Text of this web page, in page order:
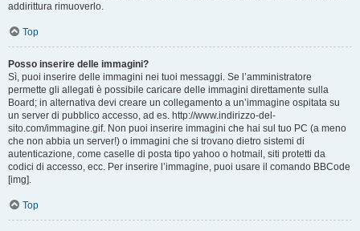
addirittura rimuoverlo.
Top
Posso inserire delle immagini?
Sì, puoi inserire delle immagini nei tuoi messaggi. Se l’amministratore
permette gli allegati è possibile caricare delle immagini direttamente sulla
Board; in alternativa devi creare un collegamento a un’immagine ospitata su
un server di pubblico accesso, ad es. http://www.indirizzo-del-
sito.com/immagine.gif. Non puoi inserire immagini che hai sul tuo PC (a meno
che non abbia un server!) o immagini che si trovano dietro sistemi di
autenticazione, come caselle di posta tipo yahoo o hotmail, siti protetti da
codici di accesso, ecc. Per inserire l’immagine, puoi usare il comando BBCode
[img].
Top